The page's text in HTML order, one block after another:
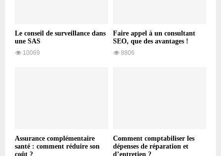
Le conseil de surveillance dans
une SAS
10069
Faire appel à un consultant
SEO, que des avantages !
8806
Assurance complémentaire
santé : comment réduire son
coût ?
Comment comptabiliser les
dépenses de réparation et
d’entretien ?